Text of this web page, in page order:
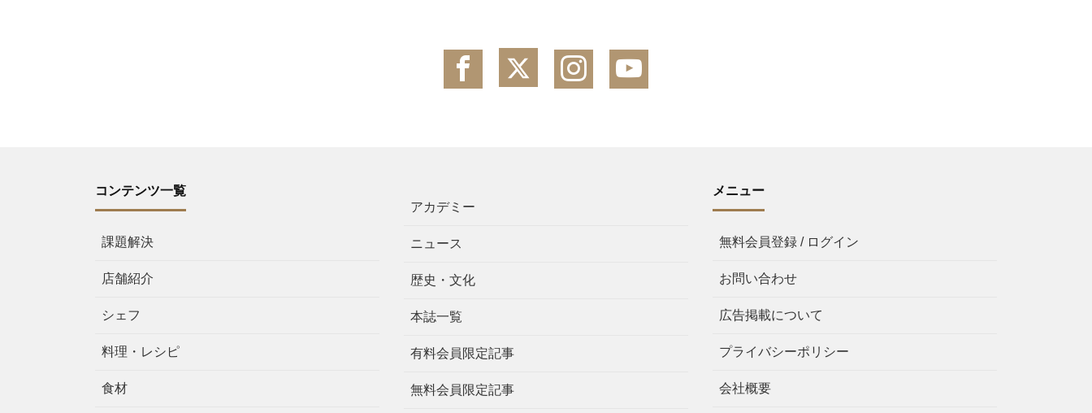
コンテンツ一覧
課題解決
店舗紹介
シェフ
料理・レシピ
食材
アカデミー
ニュース
歴史・文化
本誌一覧
有料会員限定記事
無料会員限定記事
メニュー
無料会員登録 / ログイン
お問い合わせ
広告掲載について
プライバシーポリシー
会社概要